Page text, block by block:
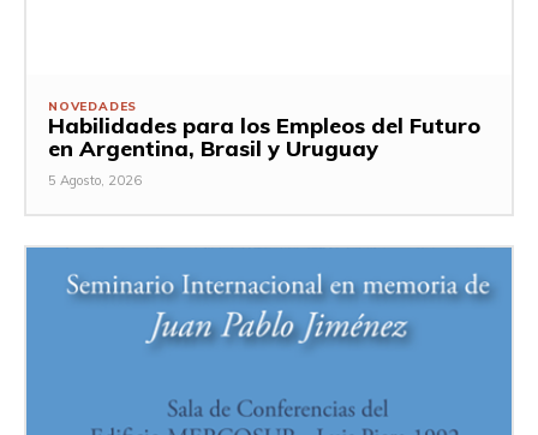
NOVEDADES
Habilidades para los Empleos del Futuro
en Argentina, Brasil y Uruguay
5 Agosto, 2026